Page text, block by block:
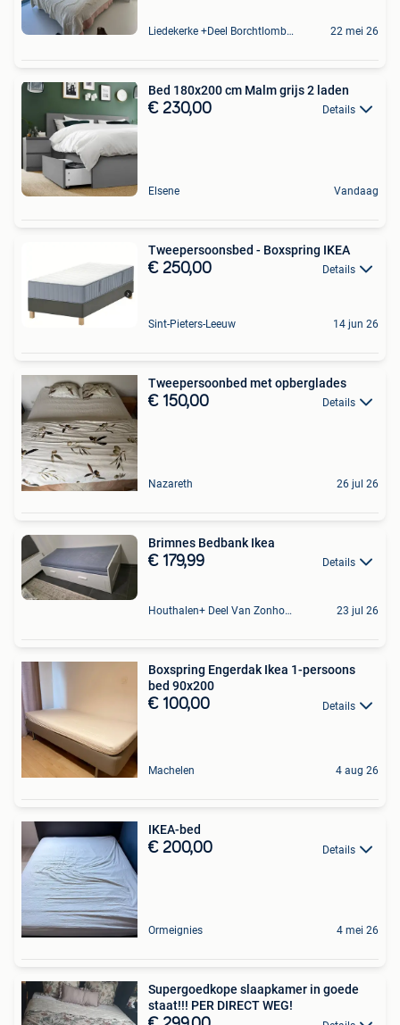
Liedekerke +Deel Borchtlombeek 22 mei 26
Bed 180x200 cm Malm grijs 2 laden
€ 230,00 Details
Elsene Vandaag
Tweepersoonsbed - Boxspring IKEA
€ 250,00 Details
Sint-Pieters-Leeuw 14 jun 26
Tweepersoonbed met opberglades
€ 150,00 Details
Nazareth 26 jul 26
Brimnes Bedbank Ikea
€ 179,99 Details
Houthalen+ Deel Van Zonhoven En Zolder 23 jul 26
Boxspring Engerdak Ikea 1-persoons
bed 90x200
€ 100,00 Details
Machelen 4 aug 26
IKEA-bed
€ 200,00 Details
Ormeignies 4 mei 26
Supergoedkope slaapkamer in goede
staat!!! PER DIRECT WEG!